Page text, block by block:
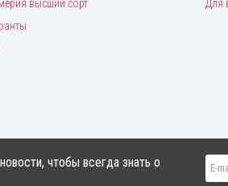
высший сорт
Для
чтобы всегда знать о